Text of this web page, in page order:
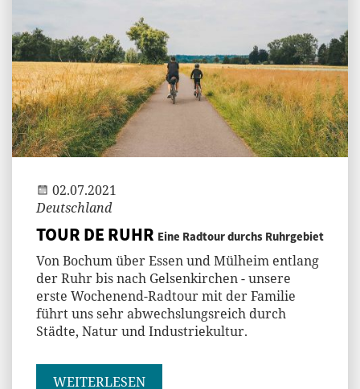
02.07.2021
Deutschland
TOUR DE RUHR Eine Radtour durchs Ruhrgebiet
Von Bochum über Essen und Mülheim entlang
der Ruhr bis nach Gelsenkirchen - unsere
erste Wochenend-Radtour mit der Familie
führt uns sehr abwechslungsreich durch
Städte, Natur und Industriekultur.
WEITERLESEN